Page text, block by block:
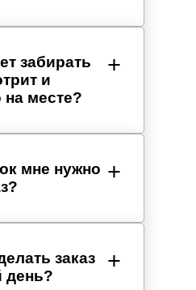
забирать
и
на месте?
мне нужно
заказ
день?